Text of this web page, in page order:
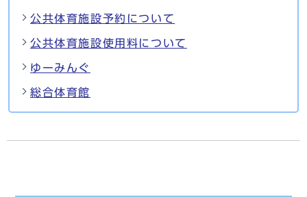
公共体育施設予約について
公共体育施設使用料について
ゆーみんぐ
総合体育館